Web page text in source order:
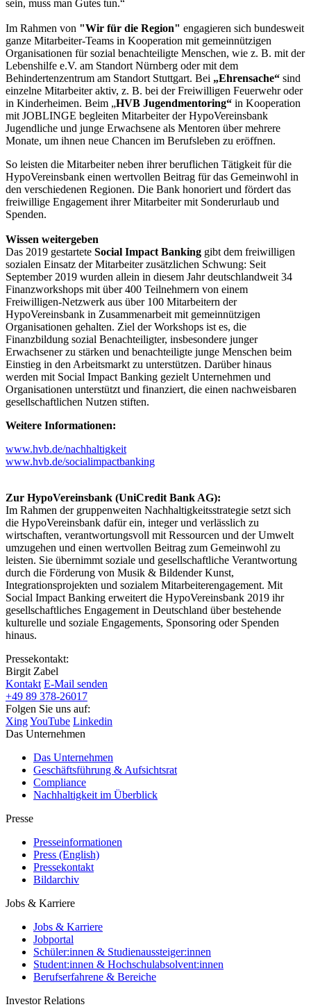
sein, muss man Gutes tun.“
Im Rahmen von "Wir für die Region" engagieren sich bundesweit
ganze Mitarbeiter-Teams in Kooperation mit gemeinnützigen
Organisationen für sozial benachteiligte Menschen, wie z. B. mit der
Lebenshilfe e.V. am Standort Nürnberg oder mit dem
Behindertenzentrum am Standort Stuttgart. Bei „Ehrensache“ sind
einzelne Mitarbeiter aktiv, z. B. bei der Freiwilligen Feuerwehr oder
in Kinderheimen. Beim „HVB Jugendmentoring“ in Kooperation
mit JOBLINGE begleiten Mitarbeiter der HypoVereinsbank
Jugendliche und junge Erwachsene als Mentoren über mehrere
Monate, um ihnen neue Chancen im Berufsleben zu eröffnen.
So leisten die Mitarbeiter neben ihrer beruflichen Tätigkeit für die
HypoVereinsbank einen wertvollen Beitrag für das Gemeinwohl in
den verschiedenen Regionen. Die Bank honoriert und fördert das
freiwillige Engagement ihrer Mitarbeiter mit Sonderurlaub und
Spenden.
Wissen weitergeben
Das 2019 gestartete Social Impact Banking gibt dem freiwilligen
sozialen Einsatz der Mitarbeiter zusätzlichen Schwung: Seit
September 2019 wurden allein in diesem Jahr deutschlandweit 34
Finanzworkshops mit über 400 Teilnehmern von einem
Freiwilligen-Netzwerk aus über 100 Mitarbeitern der
HypoVereinsbank in Zusammenarbeit mit gemeinnützigen
Organisationen gehalten. Ziel der Workshops ist es, die
Finanzbildung sozial Benachteiligter, insbesondere junger
Erwachsener zu stärken und benachteiligte junge Menschen beim
Einstieg in den Arbeitsmarkt zu unterstützen. Darüber hinaus
werden mit Social Impact Banking gezielt Unternehmen und
Organisationen unterstützt und finanziert, die einen nachweisbaren
gesellschaftlichen Nutzen stiften.
Weitere Informationen:
www.hvb.de/nachhaltigkeit
www.hvb.de/socialimpactbanking
Zur HypoVereinsbank (UniCredit Bank AG):
Im Rahmen der gruppenweiten Nachhaltigkeitsstrategie setzt sich
die HypoVereinsbank dafür ein, integer und verlässlich zu
wirtschaften, verantwortungsvoll mit Ressourcen und der Umwelt
umzugehen und einen wertvollen Beitrag zum Gemeinwohl zu
leisten. Sie übernimmt soziale und gesellschaftliche Verantwortung
durch die Förderung von Musik & Bildender Kunst,
Integrationsprojekten und sozialem Mitarbeiterengagement. Mit
Social Impact Banking erweitert die HypoVereinsbank 2019 ihr
gesellschaftliches Engagement in Deutschland über bestehende
kulturelle und soziale Engagements, Sponsoring oder Spenden
hinaus.
Pressekontakt:
Birgit Zabel
Kontakt E-Mail senden
+49 89 378-26017
Folgen Sie uns auf:
XingYouTube Linkedin
Das Unternehmen
Das Unternehmen
Geschäftsführung & Aufsichtsrat
Compliance
Nachhaltigkeit im Überblick
Presse
Presseinformationen
Press (English)
Pressekontakt
Bildarchiv
Jobs & Karriere
Jobs & Karriere
Jobportal
Schüler:innen & Studienaussteiger:innen
Student:innen & Hochschulabsolvent:innen
Berufserfahrene & Bereiche
Investor Relations